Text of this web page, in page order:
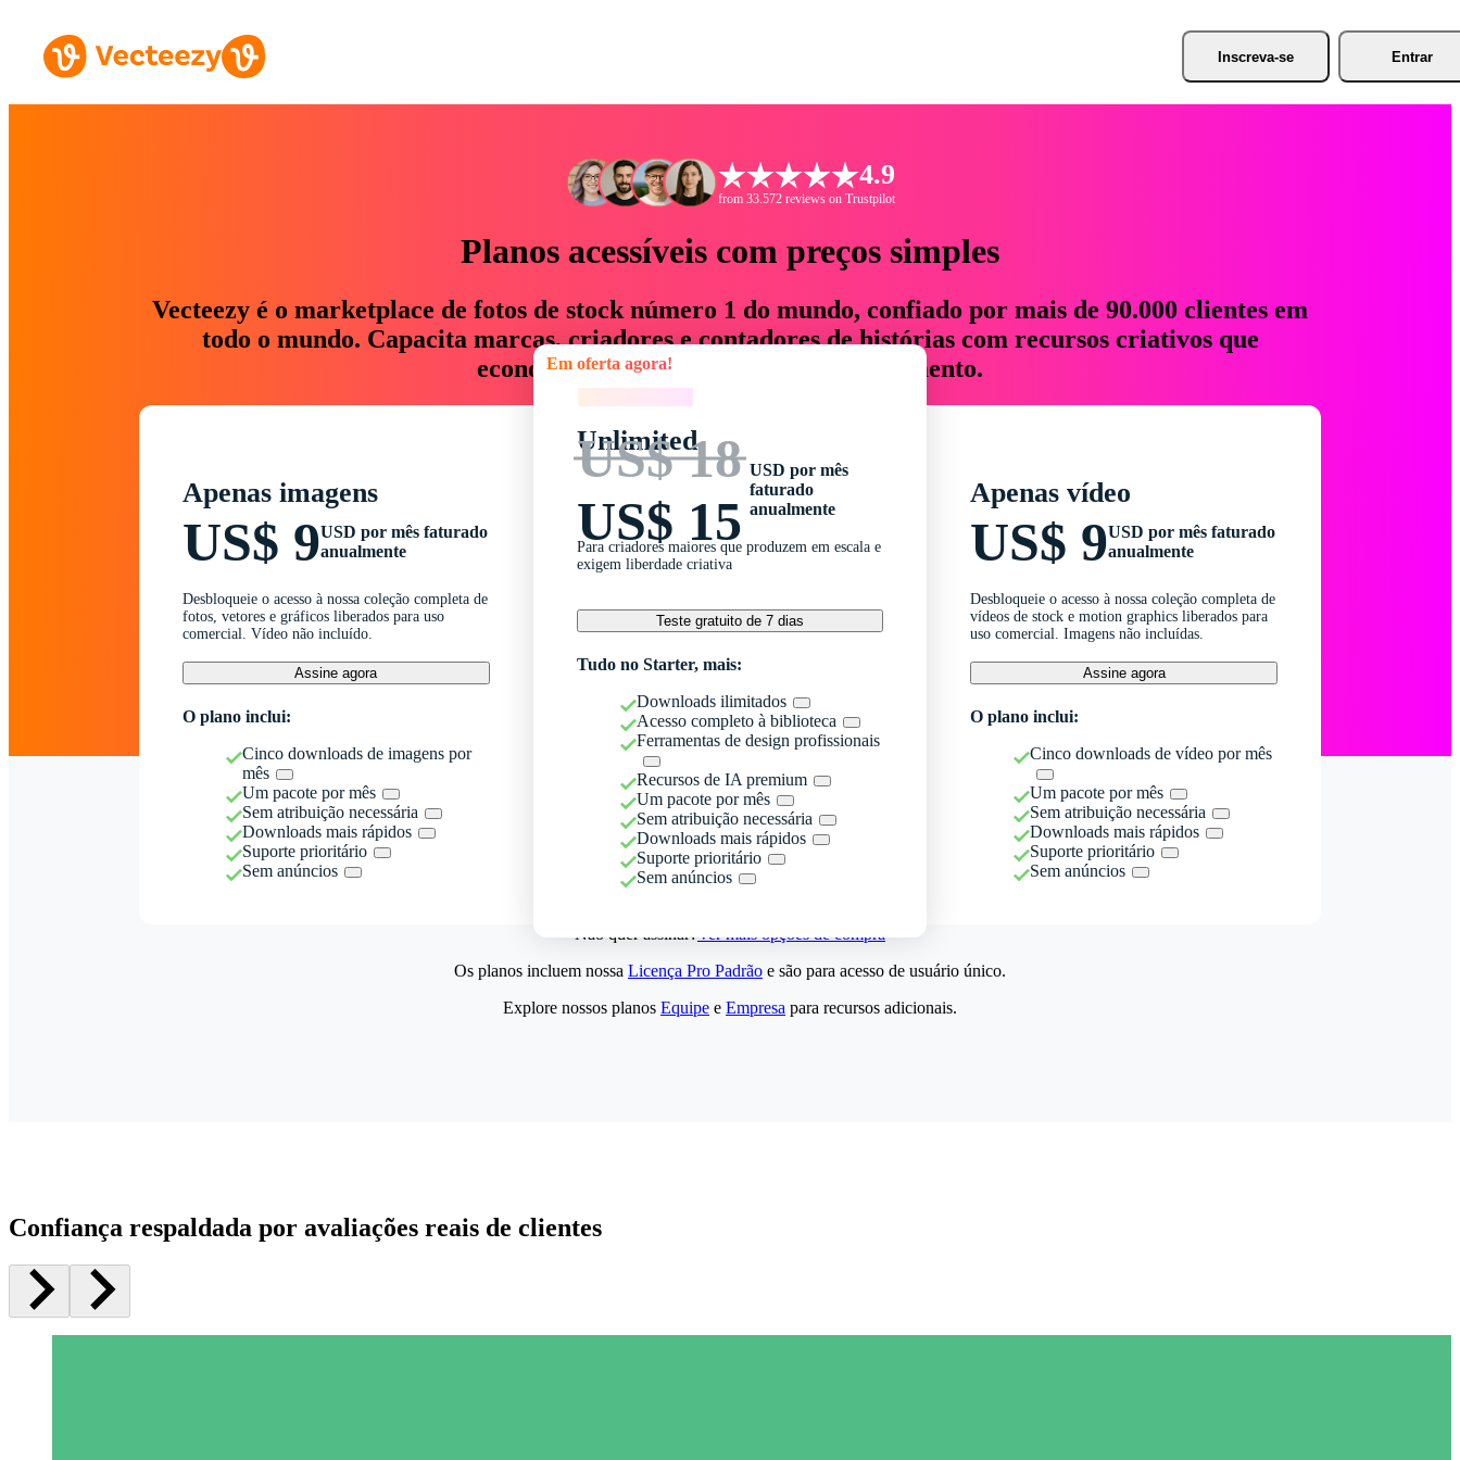
Inscreva-se Entrar
4.9
from 33.572 reviews on Trustpilot
Planos acessíveis com preços simples
Vecteezy é o marketplace de fotos de stock número 1 do mundo, confiado por mais de 90.000 clientes em
todo o mundo. Capacita marcas, criadores e contadores de histórias com recursos criativos que
economizam até 76% em tempo e orçamento.
Apenas imagens
US$ 9USD por mês faturado
anualmente
Desbloqueie o acesso à nossa coleção completa de
fotos, vetores e gráficos liberados para uso
comercial. Vídeo não incluído.
Assine agora
O plano inclui:
Cinco downloads de imagens por
mês
Um pacote por mês
Sem atribuição necessária
Downloads mais rápidos
Suporte prioritário
Sem anúncios
Em oferta agora!
Unlimited
US$ 18
US$ 15
USD por mês
faturado
anualmente
Para criadores maiores que produzem em escala e
exigem liberdade criativa
Teste gratuito de 7 dias
Tudo no Starter, mais:
Downloads ilimitados
Acesso completo à biblioteca
Ferramentas de design profissionais
Recursos de IA premium
Um pacote por mês
Sem atribuição necessária
Downloads mais rápidos
Suporte prioritário
Sem anúncios
Apenas vídeo
US$ 9USD por mês faturado
anualmente
Desbloqueie o acesso à nossa coleção completa de
vídeos de stock e motion graphics liberados para
uso comercial. Imagens não incluídas.
Assine agora
O plano inclui:
Cinco downloads de vídeo por mês
Um pacote por mês
Sem atribuição necessária
Downloads mais rápidos
Suporte prioritário
Sem anúncios
Não quer assinar?Ver mais opções de compra
Os planos incluem nossa Licença Pro Padrão e são para acesso de usuário único.
Explore nossos planos Equipe e Empresa para recursos adicionais.
Confiança respaldada por avaliações reais de clientes